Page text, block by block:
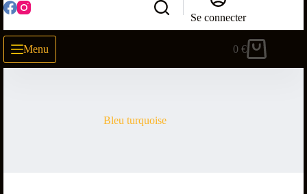
Se connecter
Menu 0€
Bleu turquoise